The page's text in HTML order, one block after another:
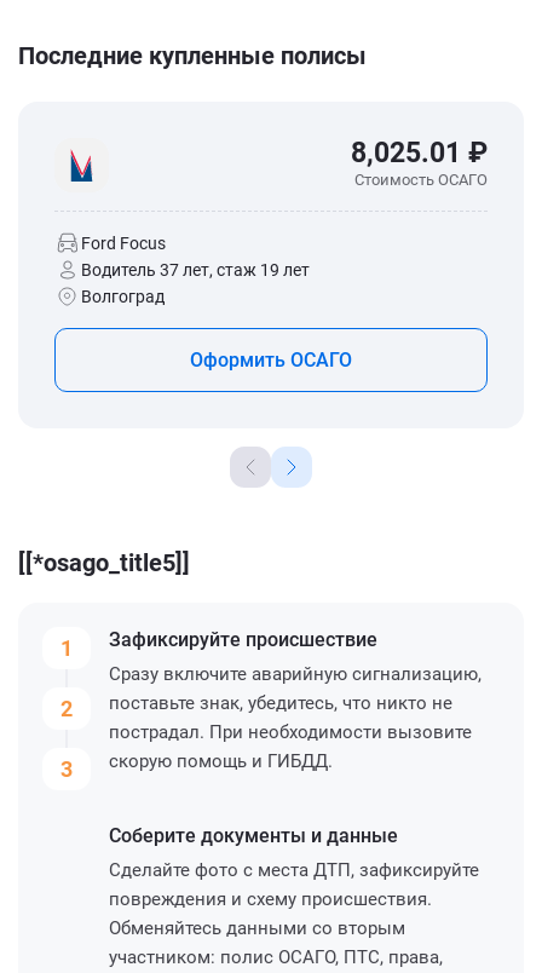
Последние купленные полисы
8,025.01 ₽
Стоимость ОСАГО
Ford Focus
Водитель 37 лет, стаж 19 лет
Волгоград
Оформить ОСАГО
[[*osago_title5]]
1
2
3
Зафиксируйте происшествие
Сразу включите аварийную сигнализацию,
поставьте знак, убедитесь, что никто не
пострадал. При необходимости вызовите
скорую помощь и ГИБДД.
Соберите документы и данные
Сделайте фото с места ДТП, зафиксируйте
повреждения и схему происшествия.
Обменяйтесь данными со вторым
участником: полис ОСАГО, ПТС, права,